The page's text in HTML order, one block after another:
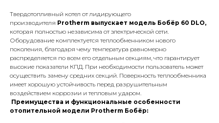
Твердотопливный котел от лидирующего
производителя Protherm выпускает модель Бобёр 60 DLO,
которая полностью независима от электрической сети.
Оборудование комплектуется теплообменником нового
поколения, благодаря чему температура равномерно
распределяется по всем его отдельным секциям, что гарантирует
высокие показатели КПД. При необходимости пользователь может
осуществить замену средних секций. Поверхность теплообменника
имеет хорошую устойчивость перед разрушительным
воздействием коррозии и тепловым ударом.
Преимущества и функциональные особенности
отопительной модели Protherm Бобёр: